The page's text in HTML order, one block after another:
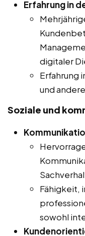
Erfahrung in
digitaler
Erfahrung
und
Soziale und
Fähigkeit,
sowohl